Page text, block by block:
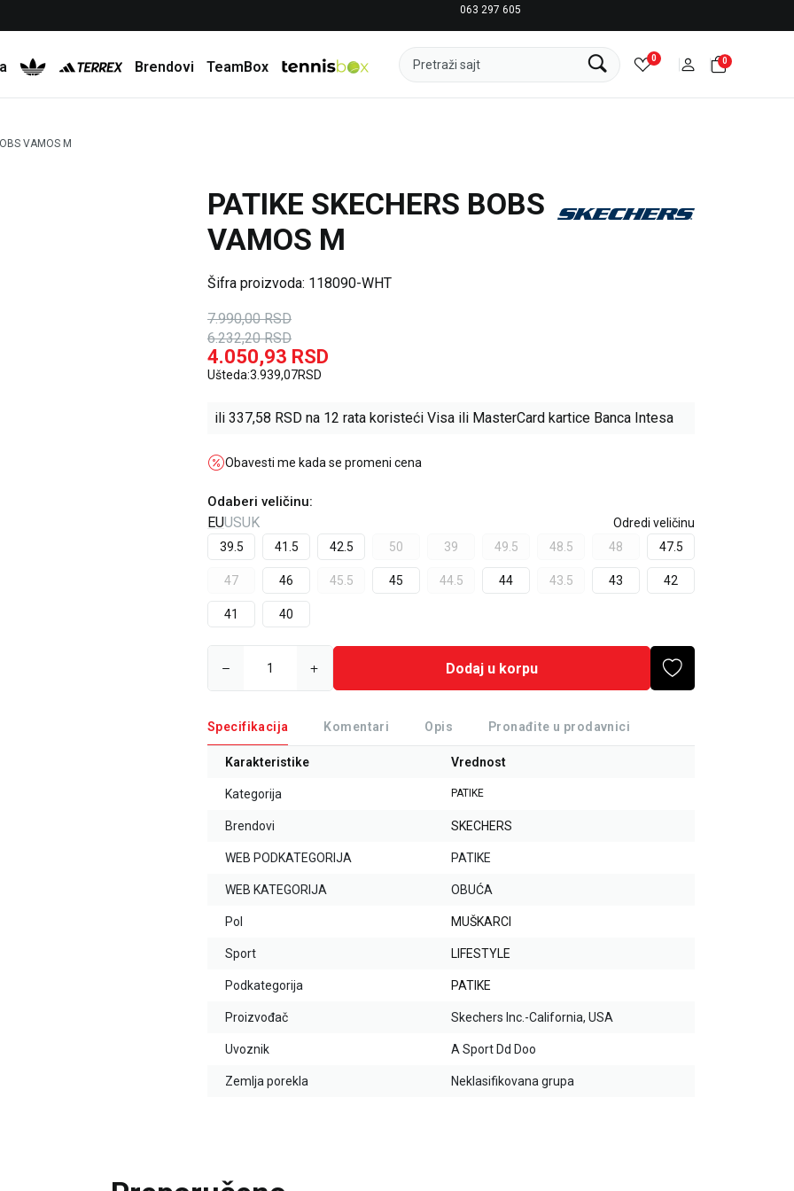
063 297 605
Brendovi TeamBox Pretraži sajt 0 0
VAMOS M
PATIKE SKECHERS BOBS
VAMOS M
Šifra proizvoda: 118090-WHT
7.990,00 RSD
6.232,20 RSD
4.050,93 RSD
Ušteda:3.939,07RSD
ili 337,58 RSD na 12 rata koristeći Visa ili MasterCard kartice Banca Intesa
Obavesti me kada se promeni cena
Odaberi veličinu:
EUUSUK
Odredi veličinu
39.5
41.5 42.5 50 39 49.5 48.5 48 47.5
47 46 45.5 45 44.5 44 43.5 43 42
41 40
Dodaj u korpu
Specifikacija Komentari Opis Pronađite u prodavnici
Karakteristike Vrednost
Kategorija PATIKE
Brendovi SKECHERS
WEB PODKATEGORIJA PATIKE
WEB KATEGORIJA OBUĆA
Pol MUŠKARCI
Sport LIFESTYLE
Podkategorija PATIKE
Proizvođač Skechers Inc.-California, USA
Uvoznik A Sport Dd Doo
Zemlja porekla Neklasifikovana grupa